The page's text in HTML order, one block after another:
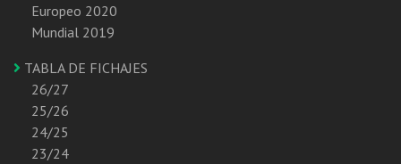
Europeo 2020
Mundial 2019
TABLA DE FICHAJES
26/27
25/26
24/25
23/24